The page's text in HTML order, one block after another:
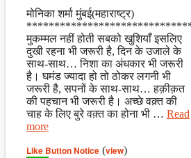
Share
मोनिका शर्मा मुंबई(महाराष्ट्र)
मुकम्मल नहीं होती सबको खुशियाँ इसलिए
दुखी रहना भी जरूरी है, दिन के उजाले के
साथ-साथ… निशा का अंधकार भी जरूरी
है। घमंड ज्यादा हो तो ठोकर लगनी भी
जरूरी है, सपनों के साथ-साथ… हक़ीक़त
की पहचान भी जरूरी है। अच्छे वक़्त की
चाह के लिए बुरे वक़्त का होना भी … Read
more
Like Button Notice (view)